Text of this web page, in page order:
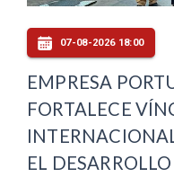
07-08-2026 18:00
EMPRESA
FORTALECE
EL